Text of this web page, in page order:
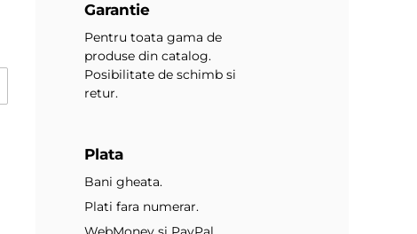
Garantie
Pentru toata gama de
produse din catalog.
Posibilitate de schimb si
retur.
Plata
Bani gheata.
Plati fara numerar.